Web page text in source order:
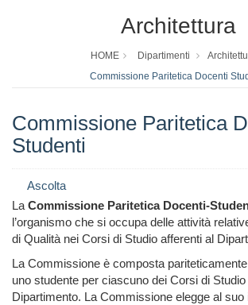
Architettura
HOME Dipartimenti
Commissione Paritetica Docenti
Commissione Paritetica
Studenti
Ascolta
LaCommissione Paritetica Docenti-
l’organismo che si occupa delle attività
di Qualità nei Corsi di Studio afferenti al
La Commissione è composta
uno studente per ciascuno dei Corsi di
Dipartimento. La Commissione elegge al suo